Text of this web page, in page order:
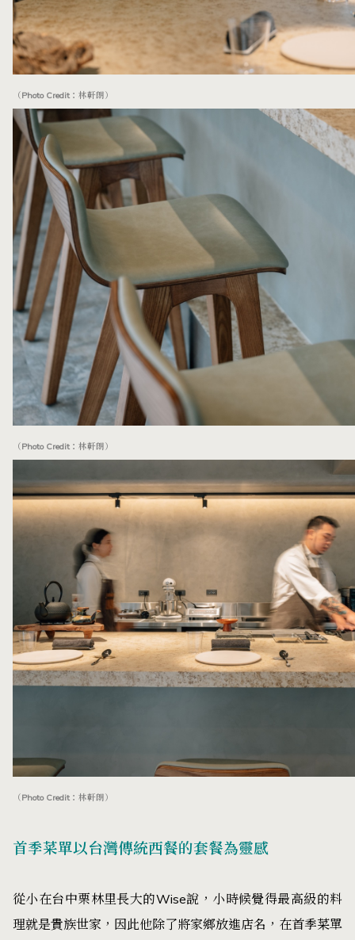
（Photo Credit：林軒朗）
（Photo Credit：林軒朗）
（Photo Credit：林軒朗）
首季菜單以台灣傳統西餐的套餐為靈感
從小在台中栗林里長大的Wise說，小時候覺得最高級的料
理就是貴族世家，因此他除了將家鄉放進店名，在首季菜單